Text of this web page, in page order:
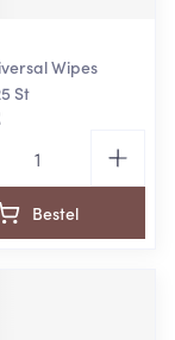
Wipes
St
Bestel